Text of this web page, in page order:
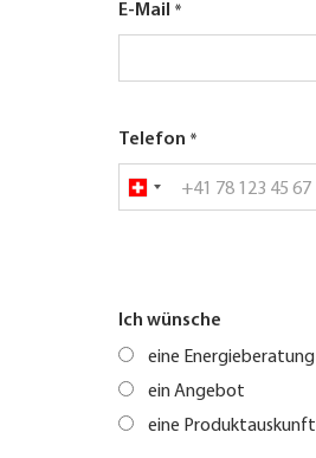
E-Mail
Telefon
Ich wünsche
eine Energieberatung
ein Angebot
eine Produktauskunft